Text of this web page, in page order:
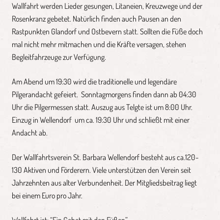
Wallfahrt werden Lieder gesungen, Litaneien, Kreuzwege und der
Rosenkranz gebetet. Natürlich finden auch Pausen an den
Rastpunkten Glandorf und Ostbevern statt. Sollten die Füße doch
mal nicht mehr mitmachen und die Kräfte versagen, stehen
Begleitfahrzeuge zur Verfügung.
Am Abend um 19:30 wird die traditionelle und legendäre
Pilgerandacht gefeiert. Sonntagmorgens finden dann ab 04:30
Uhr die Pilgermessen statt. Auszug aus Telgte ist um 8:00 Uhr.
Einzug in Wellendorf um ca. 19:30 Uhr und schließt mit einer
Andacht ab.
Der Wallfahrtsverein St. Barbara Wellendorf besteht aus ca.120-
130 Aktiven und Förderern. Viele unterstützen den Verein seit
Jahrzehnten aus alter Verbundenheit. Der Mitgliedsbeitrag liegt
bei einem Euro pro Jahr.